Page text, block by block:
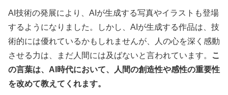
AI技術の発展により、AIが生成する写真やイラストも登場
するようになりました。しかし、AIが生成する作品は、技
術的には優れているかもしれませんが、人の心を深く感動
させる力は、まだ人間には及ばないと言われています。
こ
の言葉は、AI時代において、人間の創造性や感性の重要性
を改めて教えてくれます。